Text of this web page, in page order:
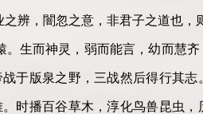
辨，闇忽之意，非君子之道也，
。生而神灵，弱而能言，幼而慧
于版泉之野，三战然后得行其
时播百谷草木，淳化鸟兽昆虫